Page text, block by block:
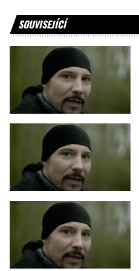
SOUVISEJÍCÍ